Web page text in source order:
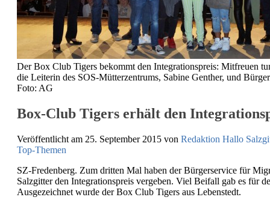
Der Box Club Tigers bekommt den Integrationspreis: Mitfreuen
die Leiterin des SOS-Mütterzentrums, Sabine Genther, und
Foto: AG
Box-Club Tigers erhält den
Veröffentlicht am 25. September 2015 von Redaktion Hallo
Top-Themen
SZ-Fredenberg. Zum dritten Mal haben der Bürgerservice für
Salzgitter den Integrationspreis vergeben. Viel Beifall gab es für
Ausgezeichnet wurde der Box Club Tigers aus Lebenstedt.